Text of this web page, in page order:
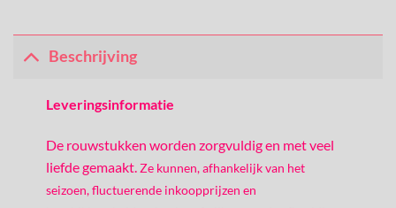
Beschrijving
Leveringsinformatie
De rouwstukken worden zorgvuldig en met veel
liefde gemaakt. Ze kunnen, afhankelijk van het
seizoen, fluctuerende inkoopprijzen en